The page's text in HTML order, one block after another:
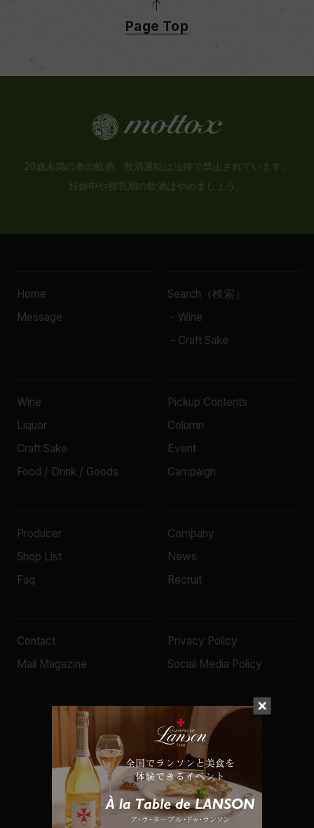
生産者を絞り込む
Page Top
20歳未満の者の飲酒、飲酒運転は法律で禁止されています。
妊娠中や授乳期の飲酒はやめましょう。
Home
Message
Search（検索）
- Wine
- Craft Sake
Wine
Liquor
Craft Sake
Food / Drink / Goods
Pickup Contents
Column
Event
Campaign
Producer
Shop List
Faq
Company
News
Recruit
Contact
Mail Magazine
Privacy Policy
Social Media Policy
© 2022 Mottox inc.